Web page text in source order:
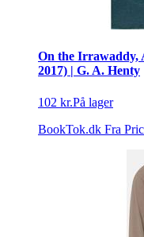
On the Irrawaddy,
2017) | G. A. Henty
102 kr.På lager
BookTok.dk Fra